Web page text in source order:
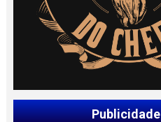
Publicidade